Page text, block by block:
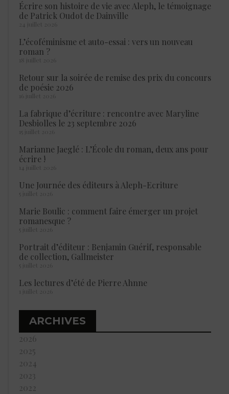
Écrire son histoire de vie avec Aleph, le témoignage
de Patrick Oudot de Dainville
24 juillet 2026
L’écoféminisme et auto-essai : vers un nouveau
roman ?
18 juillet 2026
Retour sur la soirée de remise des prix du concours
de poésie 2026
16 juillet 2026
La fabrique d’écriture : rencontre avec Maryline
Desbiolles le 23 septembre 2026
15 juillet 2026
Marianne Jaeglé : L’École du roman, deux ans pour
écrire !
14 juillet 2026
Une Journée des éditeurs à Aleph-Ecriture
5 juillet 2026
Marie Boulic : comment faire émerger un projet
romanesque ?
5 juillet 2026
Portrait d’éditeur : Benjamin Guérif, responsable
de collection, Gallmeister
5 juillet 2026
Les lectures d’été de Pierre Ahnne
1 juillet 2026
ARCHIVES
2026
2025
2024
2023
2022